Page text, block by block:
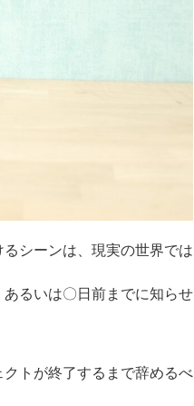
シーンは、現実の世界では
るいは〇日前までに知らせ
トが終了するまで辞めるべ